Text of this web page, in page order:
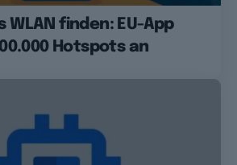
WLAN finden: EU-App
Hotspots an